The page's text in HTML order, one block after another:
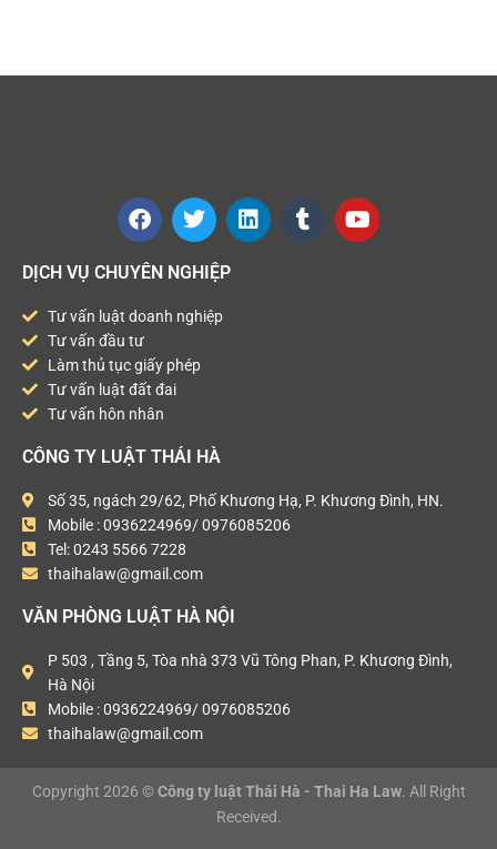
DỊCH VỤ CHUYÊN NGHIỆP
Tư vấn luật doanh nghiệp
Tư vấn đầu tư
Làm thủ tục giấy phép
Tư vấn luật đất đai
Tư vấn hôn nhân
CÔNG TY LUẬT THÁI HÀ
Số 35, ngách 29/62, Phố Khương Hạ, P. Khương Đình, HN.
Mobile : 0936224969/ 0976085206
Tel: 0243 5566 7228
thaihalaw@gmail.com
VĂN PHÒNG LUẬT HÀ NỘI
P 503 , Tầng 5, Tòa nhà 373 Vũ Tông Phan, P. Khương Đình,
Hà Nội
Mobile : 0936224969/ 0976085206
thaihalaw@gmail.com
Copyright 2026 © Công ty luật Thái Hà - Thai Ha Law. All Right
Received.